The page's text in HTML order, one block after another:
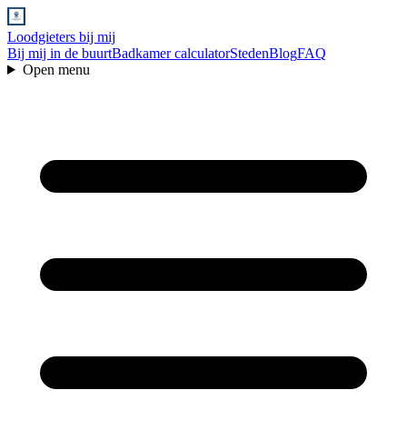
Loodgieters bij mij
Bij mij in de buurtBadkamer calculatorStedenBlogFAQ
Open menu